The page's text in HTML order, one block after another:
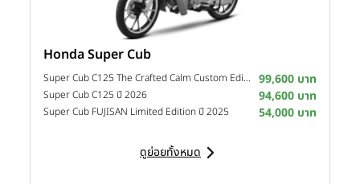
Honda Super Cub
Super Cub C125 The Crafted Calm Custom Edition ปี 2026 99,600 บาท
Super Cub C125 ปี 2026 94,600 บาท
Super Cub FUJISAN Limited Edition ปี 2025 54,000 บาท
ดูย่อยทั้งหมด